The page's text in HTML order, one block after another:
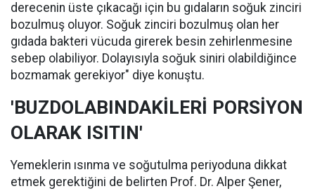
derecenin üste çıkacağı için bu gıdaların soğuk zinciri
bozulmuş oluyor. Soğuk zinciri bozulmuş olan her
gıdada bakteri vücuda girerek besin zehirlenmesine
sebep olabiliyor. Dolayısıyla soğuk siniri olabildiğince
bozmamak gerekiyor" diye konuştu.
'BUZDOLABINDAKİLERİ PORSİYON
OLARAK ISITIN'
Yemeklerin ısınma ve soğutulma periyoduna dikkat
etmek gerektiğini de belirten Prof. Dr. Alper Şener,